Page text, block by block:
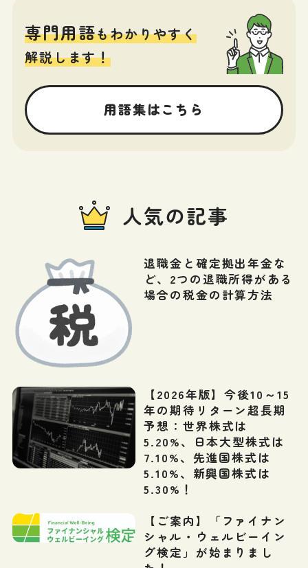
専門用語もわかりやすく
解説します！
用語集はこちら
人気の記事
退職金と確定拠出年金な
ど、2つの退職所得がある
場合の税金の計算方法
【2026年版】今後10～15
年の期待リターン超長期
予想：世界株式は
5.20%、日本大型株式は
7.10%、先進国株式は
5.10%、新興国株式は
5.30%！
【ご案内】「ファイナン
シャル・ウェルビーイン
グ検定」が始まりまし